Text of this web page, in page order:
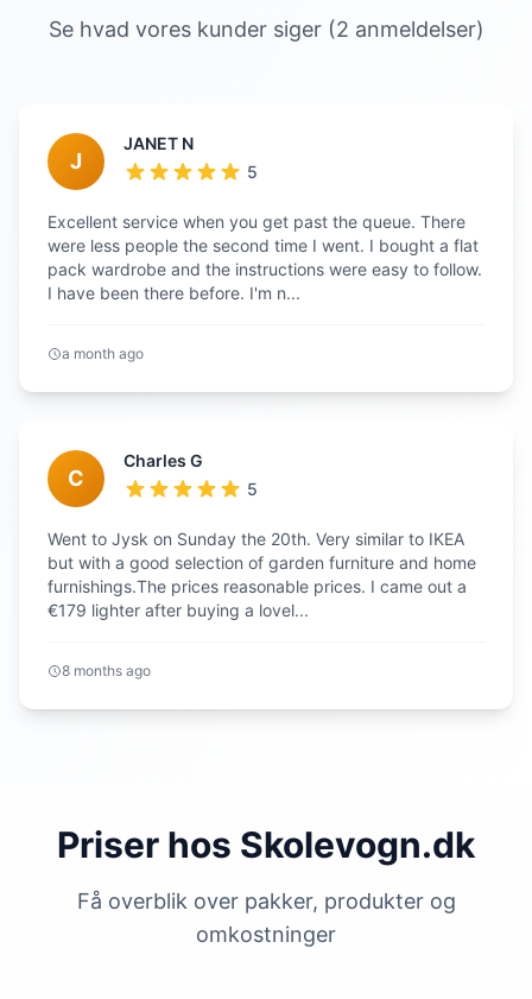
Se hvad vores kunder siger (2 anmeldelser)
J
JANET N
5
Excellent service when you get past the queue. There
were less people the second time I went. I bought a flat
pack wardrobe and the instructions were easy to follow.
I have been there before. I'm n...
a month ago
C
Charles G
5
Went to Jysk on Sunday the 20th. Very similar to IKEA
but with a good selection of garden furniture and home
furnishings.The prices reasonable prices. I came out a
€179 lighter after buying a lovel...
8 months ago
Priser hos Skolevogn.dk
Få overblik over pakker, produkter og
omkostninger